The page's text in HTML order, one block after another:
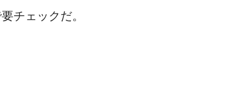
チェックだ。